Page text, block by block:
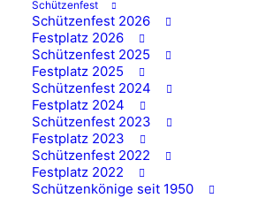
Schützenfest
Schützenfest 2026
Festplatz 2026
Schützenfest 2025
Festplatz 2025
Schützenfest 2024
Festplatz 2024
Schützenfest 2023
Festplatz 2023
Schützenfest 2022
Festplatz 2022
Schützenkönige seit 1950
und die Region
drei Tage im
Feiermodus